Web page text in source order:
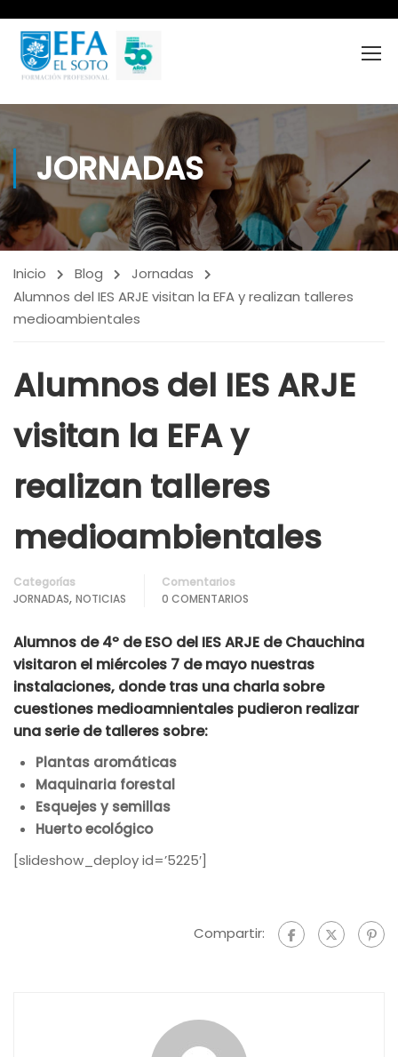
JORNADAS
Inicio Blog
Jornadas
Alumnos del IES ARJE visitan la EFA y realizan talleres
medioambientales
Alumnos del IES ARJE
visitan la EFA y
realizan talleres
medioambientales
Categorías
JORNADAS, NOTICIAS
Comentarios
0 COMENTARIOS
Alumnos de 4º de ESO del IES ARJE de Chauchina
visitaron el miércoles 7 de mayo nuestras
instalaciones, donde tras una charla sobre
cuestiones medioamnientales pudieron realizar
una serie de talleres sobre:
Plantas aromáticas
Maquinaria forestal
Esquejes y semillas
Huerto ecológico
[slideshow_deploy id=’5225′]
Compartir: